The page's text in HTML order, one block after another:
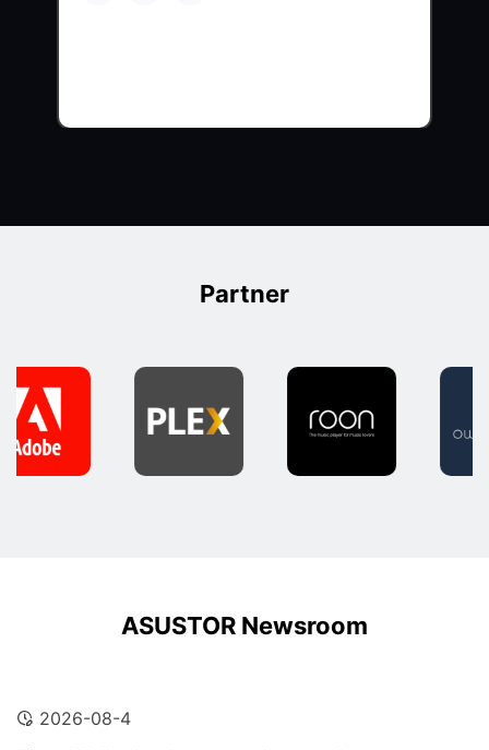
Partner
ASUSTOR Newsroom
2026-08-4